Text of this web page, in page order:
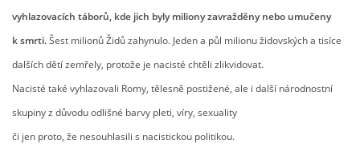
vyhlazovacích táborů, kde jich byly miliony zavražděny nebo umučeny
k smrti.Šest milionů Židů zahynulo. Jeden a půl milionu židovských a tisíce
dalších dětí zemřely, protože je nacisté chtěli zlikvidovat.
Nacisté také vyhlazovali Romy, tělesně postižené, ale i další národnostní
skupiny z důvodu odlišné barvy pleti, víry, sexuality
či jen proto, že nesouhlasili s nacistickou politikou.